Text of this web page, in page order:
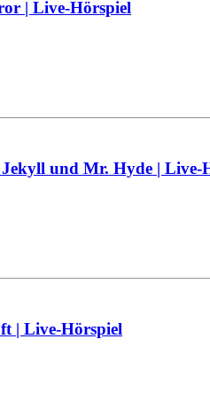
| Live-Hörspiel
Jekyll und Mr. Hyde | Live-
| Live-Hörspiel